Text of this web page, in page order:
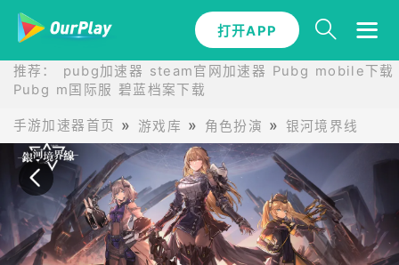
打开APP
推荐： pubg加速器 steam官网加速器 Pubg mobile下载
Pubg m国际服 碧蓝档案下载
手游加速器首页 游戏库 角色扮演 银河境界线（繁
打开APP